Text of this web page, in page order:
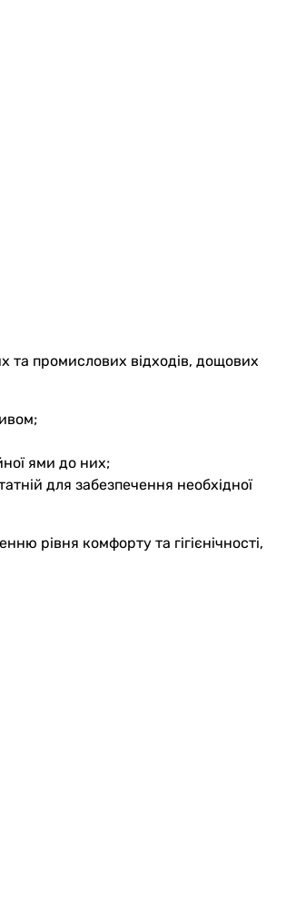
та промислових відходів, дощових
ями до них;
для забезпечення необхідної
рівня комфорту та гігієнічності,